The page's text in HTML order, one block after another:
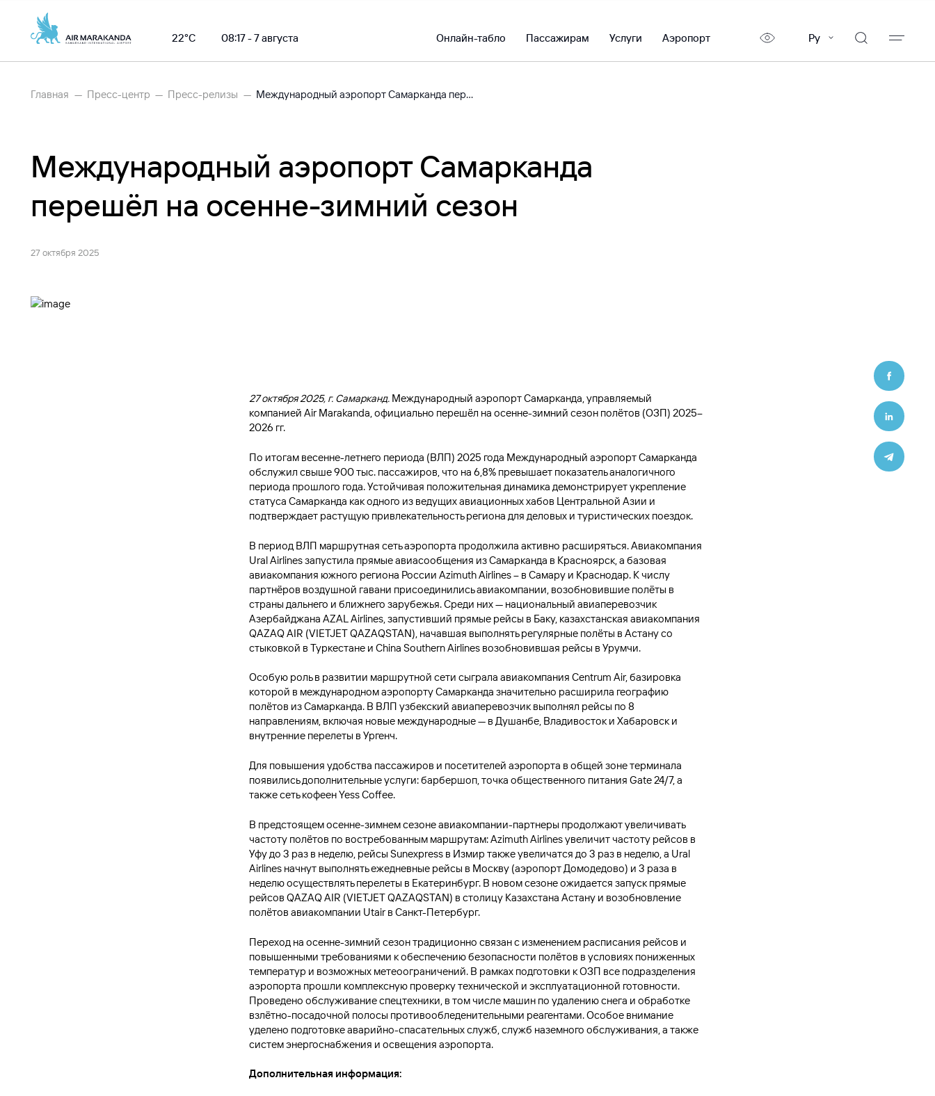
22°С 08:17 - 7 августа Онлайн-табло Пассажирам Услуги Аэропорт Ру
Главная Пресс-центр Пресс-релизы Международный аэропорт Самарканда перешёл на осенне-зимний сезон
Международный аэропорт Самарканда
перешёл на осенне-зимний сезон
27 октября 2025
27 октября 2025, г. Самарканд. Международный аэропорт Самарканда, управляемый
компанией Air Marakanda, официально перешёл на осенне-зимний сезон полётов (ОЗП) 2025–
2026 гг.
По итогам весенне-летнего периода (ВЛП) 2025 года Международный аэропорт Самарканда
обслужил свыше 900 тыс. пассажиров, что на 6,8% превышает показатель аналогичного
периода прошлого года. Устойчивая положительная динамика демонстрирует укрепление
статуса Самарканда как одного из ведущих авиационных хабов Центральной Азии и
подтверждает растущую привлекательность региона для деловых и туристических поездок.
В период ВЛП маршрутная сеть аэропорта продолжила активно расширяться. Авиакомпания
Ural Airlines запустила прямые авиасообщения из Самарканда в Красноярск, а базовая
авиакомпания южного региона России Azimuth Airlines – в Самару и Краснодар. К числу
партнёров воздушной гавани присоединились авиакомпании, возобновившие полёты в
страны дальнего и ближнего зарубежья. Среди них — национальный авиаперевозчик
Азербайджана AZAL Airlines, запустивший прямые рейсы в Баку, казахстанская авиакомпания
QAZAQ AIR (VIETJET QAZAQSTAN), начавшая выполнять регулярные полёты в Астану со
стыковкой в Туркестане и China Southern Airlines возобновившая рейсы в Урумчи.
Особую роль в развитии маршрутной сети сыграла авиакомпания Centrum Air, базировка
которой в международном аэропорту Самарканда значительно расширила географию
полётов из Самарканда. В ВЛП узбекский авиаперевозчик выполнял рейсы по 8
направлениям, включая новые международные — в Душанбе, Владивосток и Хабаровск и
внутренние перелеты в Ургенч.
Для повышения удобства пассажиров и посетителей аэропорта в общей зоне терминала
появились дополнительные услуги: барбершоп, точка общественного питания Gate 24/7, а
также сеть кофеен Yess Coffee.
В предстоящем осенне-зимнем сезоне авиакомпании-партнеры продолжают увеличивать
частоту полётов по востребованным маршрутам: Azimuth Airlines увеличит частоту рейсов в
Уфу до 3 раз в неделю, рейсы Sunexpress в Измир также увеличатся до 3 раз в неделю, а Ural
Airlines начнут выполнять ежедневные рейсы в Москву (аэропорт Домодедово) и 3 раза в
неделю осуществлять перелеты в Екатеринбург. В новом сезоне ожидается запуск прямые
рейсов QAZAQ AIR (VIETJET QAZAQSTAN) в столицу Казахстана Астану и возобновление
полётов авиакомпании Utair в Санкт-Петербург.
Переход на осенне-зимний сезон традиционно связан с изменением расписания рейсов и
повышенными требованиями к обеспечению безопасности полётов в условиях пониженных
температур и возможных метеоограничений. В рамках подготовки к ОЗП все подразделения
аэропорта прошли комплексную проверку технической и эксплуатационной готовности.
Проведено обслуживание спецтехники, в том числе машин по удалению снега и обработке
взлётно-посадочной полосы противообледенительными реагентами. Особое внимание
уделено подготовке аварийно-спасательных служб, служб наземного обслуживания, а также
систем энергоснабжения и освещения аэропорта.
Дополнительная информация: